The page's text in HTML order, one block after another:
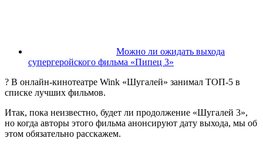
Можно ли ожидать выхода
супергеройского фильма «Пипец 3»
? В онлайн-кинотеатре Wink «Шугалей» занимал ТОП-5 в
списке лучших фильмов.
Итак, пока неизвестно, будет ли продолжение «Шугалей 3»,
но когда авторы этого фильма анонсируют дату выхода, мы об
этом обязательно расскажем.